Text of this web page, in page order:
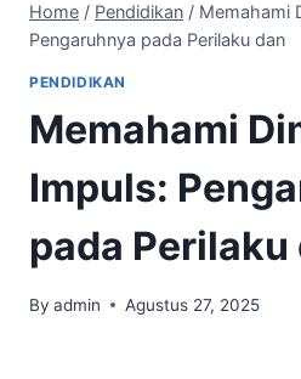
Home / Pendidikan / Memahami
Pengaruhnya pada Perilaku dan
PENDIDIKAN
Memahami
Impuls:
pada Perilaku
By admin Agustus 27, 2025